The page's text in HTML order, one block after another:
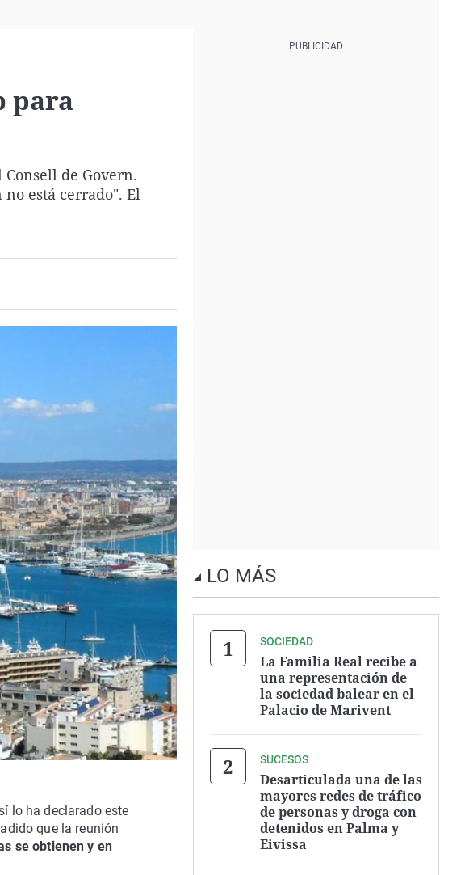
para
de Govern.
no está cerrado". El
lo ha declarado este
que la reunión
se obtienen y en
LO MÁS
SOCIEDAD
La Familia Real recibe a
una representación de
la sociedad balear en el
Palacio de Marivent
SUCESOS
Desarticulada una de las
mayores redes de tráfico
de personas y droga con
detenidos en Palma y
Eivissa